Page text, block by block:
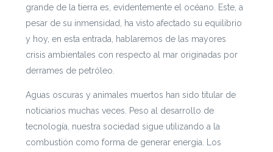
grande de la tierra es, evidentemente el océano. Este, a
pesar de su inmensidad, ha visto afectado su equilibrio
y hoy, en esta entrada, hablaremos de las mayores
crisis ambientales con respecto al mar originadas por
derrames de petróleo.
Aguas oscuras y animales muertos han sido titular de
noticiarios muchas veces. Peso al desarrollo de
tecnología, nuestra sociedad sigue utilizando a la
combustión como forma de generar energía. Los